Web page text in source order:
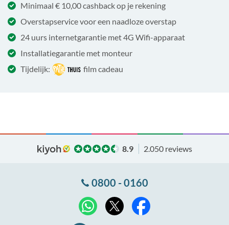
Minimaal € 10,00 cashback op je rekening
Overstapservice voor een naadloze overstap
24 uurs internetgarantie met 4G Wifi-apparaat
Installatiegarantie met monteur
Tijdelijk:
film cadeau
8.9 2.050 reviews
0800 - 0160
WhatsApp